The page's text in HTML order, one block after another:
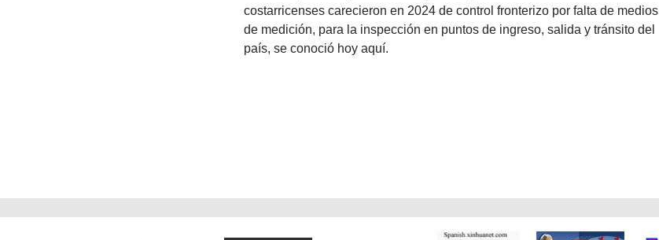
costarricenses carecieron en 2024 de control fronterizo por falta de medios
de medición, para la inspección en puntos de ingreso, salida y tránsito del
país, se conoció hoy aquí.